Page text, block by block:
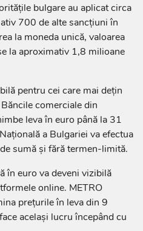
bulgare au aplicat circa
700 de alte sancțiuni în
la moneda unică, valoarea
la aproximativ 1,8 milioane
pentru cei care mai dețin
comerciale din
leva în euro până la 31
a Bulgariei va efectua
sumă și fără termen-limită.
în euro va deveni vizibilă
online. METRO
prețurile în leva din 9
același lucru începând cu